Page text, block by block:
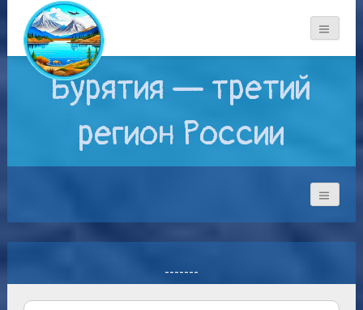
Бурятия — третий
регион России
-------